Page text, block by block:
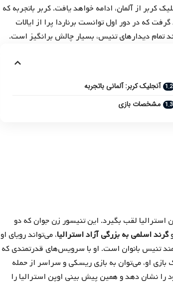
کربر از آلمان، ادامه خواهد یافت. کربر باتجربه که
که در دور اول توانست برناردا پرا از ایالات
تمام دیدارهای تنیس، بسیار چالش برانگیز است.
آنجلیک کربر: آلمانی باتجربه
مشخصات بازی
استرالیا لقب بگیرد. این تنیسور زن جوان که دو
گرند اسلمی به بزرگی آزاد استرالیا، می‌تواند رویای او
تنیس بانوان است. او با سرویس‌های قدرتمندی که
او، می‌توان به بازی ریسکی و سراسر از حمله
را نشان دهد و همین پیش بینی اوپن استرالیا را